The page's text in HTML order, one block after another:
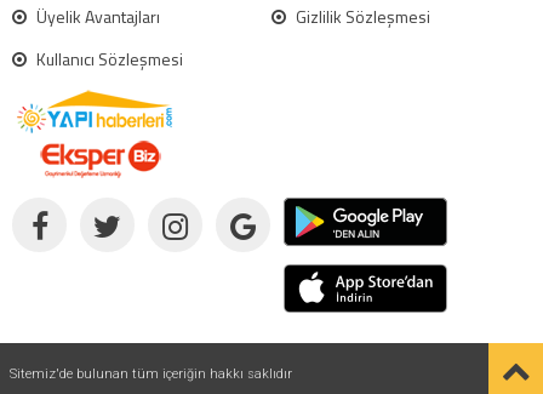
Üyelik Avantajları
Gizlilik Sözleşmesi
Kullanıcı Sözleşmesi
Sitemiz'de bulunan tüm içeriğin hakkı saklıdır